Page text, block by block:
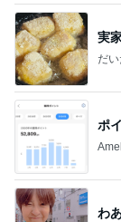
実
だ
ポ
わ